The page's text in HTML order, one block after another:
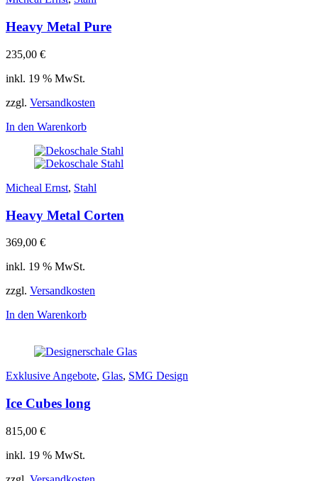
Heavy Metal Pure
235,00 €
inkl. 19 % MwSt.
zzgl. Versandkosten
In den Warenkorb
Micheal Ernst, Stahl
Heavy Metal Corten
369,00 €
inkl. 19 % MwSt.
zzgl. Versandkosten
In den Warenkorb
Exklusive Angebote, Glas, SMG Design
Ice Cubes long
815,00 €
inkl. 19 % MwSt.